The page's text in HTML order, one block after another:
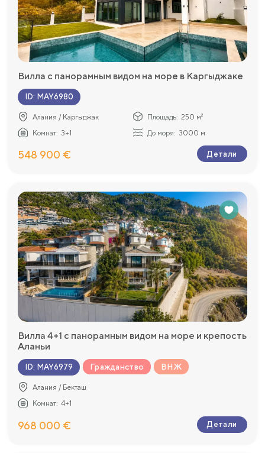
Вилла с панорамным видом на море в Каргыджаке
ID: MAY6980
Алания / Каргыджак Площадь: 250 м²
Комнат: 3+1 До моря: 3000 м
548 900 € Детали
Вилла 4+1 с панорамным видом на море и крепость
Аланьи
ID: MAY6979 Гражданство ВНЖ
Алания / Бекташ
Комнат: 4+1
968 000 € Детали